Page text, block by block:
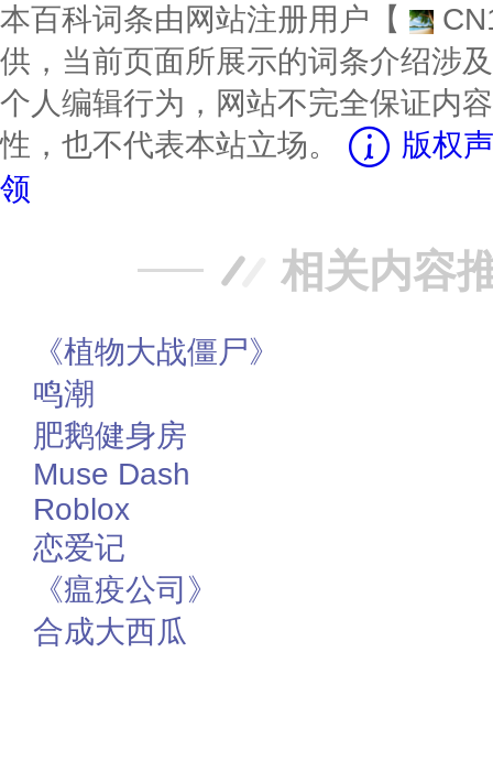
本百科词条由网站注册用户【
供，当前页面所展示的词条介绍涉
个人编辑行为，网站不完全保证内
性，也不代表本站立场。
版权
领
相关内容
《植物大战僵尸》
鸣潮
肥鹅健身房
Muse Dash
Roblox
恋爱记
《瘟疫公司》
合成大西瓜